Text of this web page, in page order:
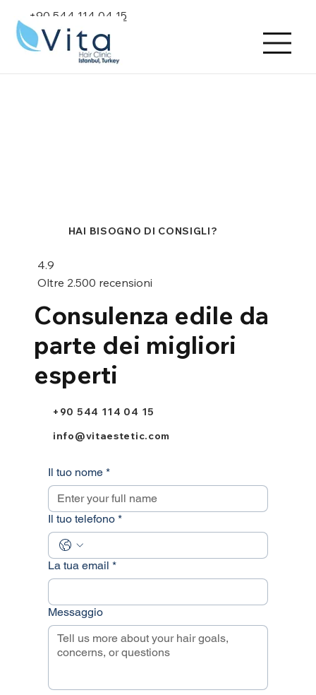
+90 544 114 04 15
HAI BISOGNO DI CONSIGLI?
4.9
Oltre 2.500 recensioni
Consulenza edile da
parte dei migliori
esperti
+90 544 114 04 15
info@vitaestetic.com
Il tuo nome *
Il tuo telefono *
La tua email *
Messaggio